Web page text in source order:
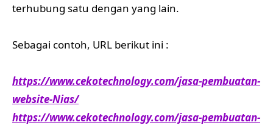
terhubung satu dengan yang lain.
Sebagai contoh, URL berikut ini :
https://www.cekotechnology.com/jasa-pembuatan-
website-Nias/
https://www.cekotechnology.com/jasa-pembuatan-